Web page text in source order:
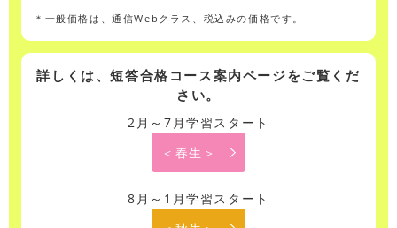
＊一般価格は、通信Webクラス、税込みの価格です。
詳しくは、短答合格コース案内ページをご覧くだ
さい。
2月～7月学習スタート
＜春生＞
8月～1月学習スタート